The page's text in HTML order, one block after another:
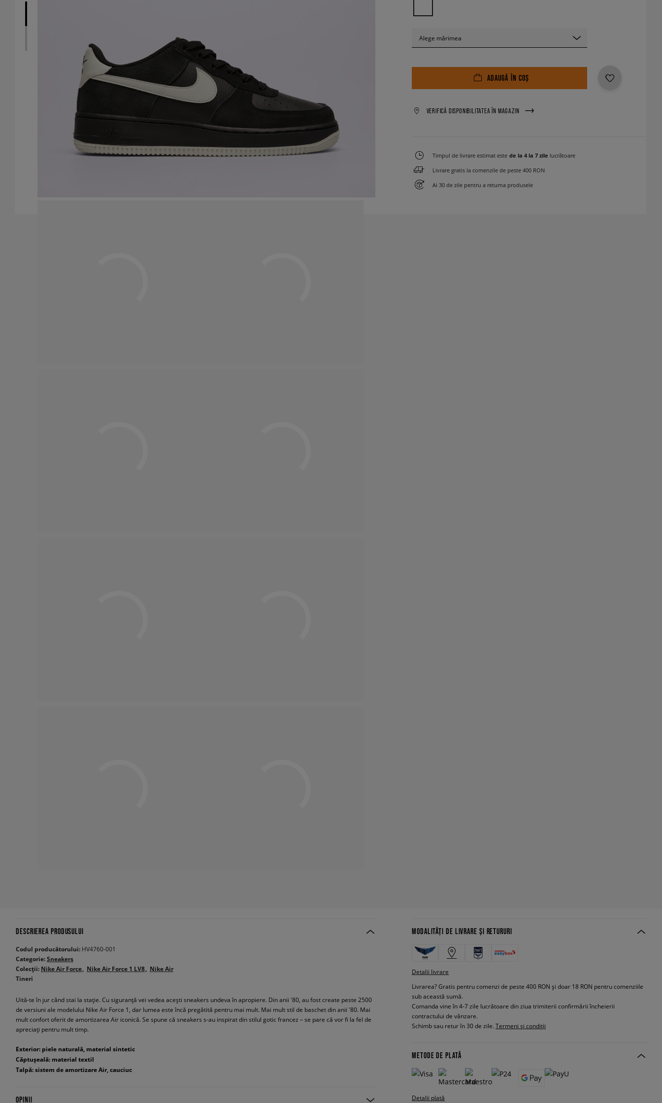
Alege mărimea
ADAUGĂ ÎN COȘ
VERIFICĂ DISPONIBILITATEA ÎN MAGAZIN
Timpul de livrare estimat este de la 4 la 7 zile lucrătoare
Livrare gratis la comenzile de peste 400 RON
Ai 30 de zile pentru a returna produsele
DESCRIEREA PRODUSULUI
Codul producătorului: HV4760-001
Categorie:Sneakers
Colecții: Nike Air Force Nike Air Force 1 LV8
Nike Air
Tineri
Uită-te în jur când stai la stație. Cu siguranță vei vedea acești sneakers undeva în apropiere. Din anii '80, au fost create peste 2500
de versiuni ale modelului Nike Air Force 1, dar lumea este încă pregătită pentru mai mult. Mai mult stil de baschet din anii '80. Mai
mult confort oferit de amortizarea Air iconică. Se spune că sneakers s-au inspirat din stilul gotic francez – se pare că vor fi la fel de
apreciați pentru mult timp.
Exterior: piele naturală, material sintetic
Căptușeală: material textil
Talpă: sistem de amortizare Air, cauciuc
OPINII
MODALITĂȚI DE LIVRARE ȘI RETURURI
Detalii livrare
Livrarea? Gratis pentru comenzi de peste 400 RON și doar 18 RON pentru comenziile
sub această sumă.
Comanda vine în 4-7 zile lucrătoare din ziua trimiterii confirmării încheierii
contractului de vânzare.
Schimb sau retur în 30 de zile. Termeni și condiții
METODE DE PLATĂ
Detalii plată